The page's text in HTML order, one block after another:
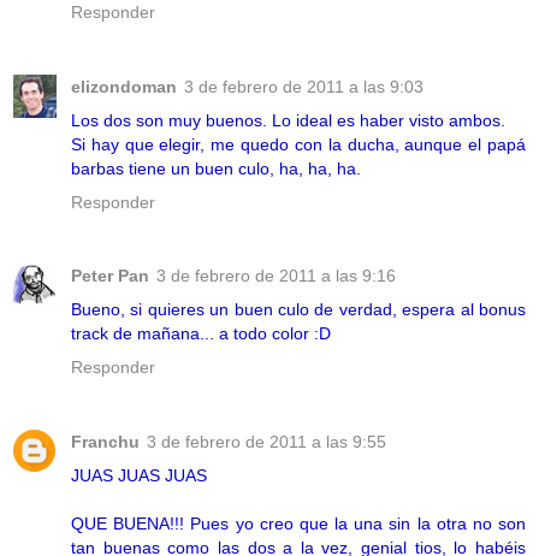
Responder
elizondoman 3 de febrero de 2011 a las 9:03
Los dos son muy buenos. Lo ideal es haber visto ambos.
Si hay que elegir, me quedo con la ducha, aunque el papá
barbas tiene un buen culo, ha, ha, ha.
Responder
Peter Pan 3 de febrero de 2011 a las 9:16
Bueno, si quieres un buen culo de verdad, espera al bonus
track de mañana... a todo color :D
Responder
Franchu 3 de febrero de 2011 a las 9:55
JUAS JUAS JUAS
QUE BUENA!!! Pues yo creo que la una sin la otra no son
tan buenas como las dos a la vez, genial tios, lo habéis